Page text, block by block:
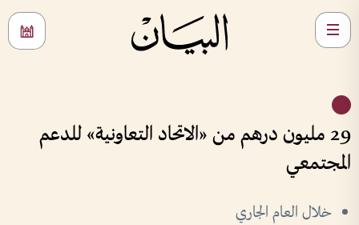
29 مليون درهم من «الاتحاد التعاونية» للدعم
المجتمعي
خلال العام الجاري